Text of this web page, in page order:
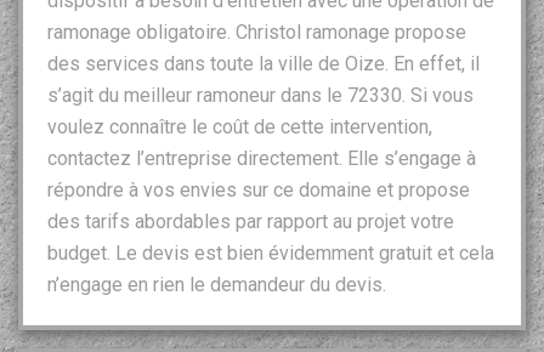
ramonage obligatoire. Christol ramonage propose
des services dans toute la ville de Oize. En effet, il
s’agit du meilleur ramoneur dans le 72330. Si vous
voulez connaître le coût de cette intervention,
contactez l’entreprise directement. Elle s’engage à
répondre à vos envies sur ce domaine et propose
des tarifs abordables par rapport au projet votre
budget. Le devis est bien évidemment gratuit et cela
n’engage en rien le demandeur du devis.